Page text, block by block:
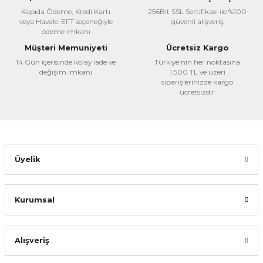
Ürün açıklamasında eksik bilgiler bulunuyor.
Ürün bilgilerinde hatalar bulunuyor.
Kapıda Ödeme, Kredi Kartı
veya Havale-EFT seçeneğiyle
ödeme imkanı
256Bit SSL Sertifikası ile %100
güvenli alışveriş
Müşteri Memuniyeti
14 Gün içerisinde kolay iade ve
değişim imkanı
Ücretsiz Kargo
Türkiye'nin her noktasına
1.500 TL ve üzeri
siparişlerinizde kargo
ücretsizdir
Üyelik
Kurumsal
Alışveriş